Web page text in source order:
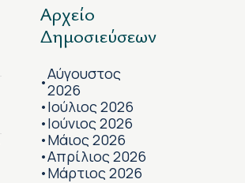
Αρχείο
Δημοσιεύσεων
•Αύγουστος
2026
•Ιούλιος 2026
•Ιούνιος 2026
•Μάιος 2026
•Απρίλιος 2026
•Μάρτιος 2026